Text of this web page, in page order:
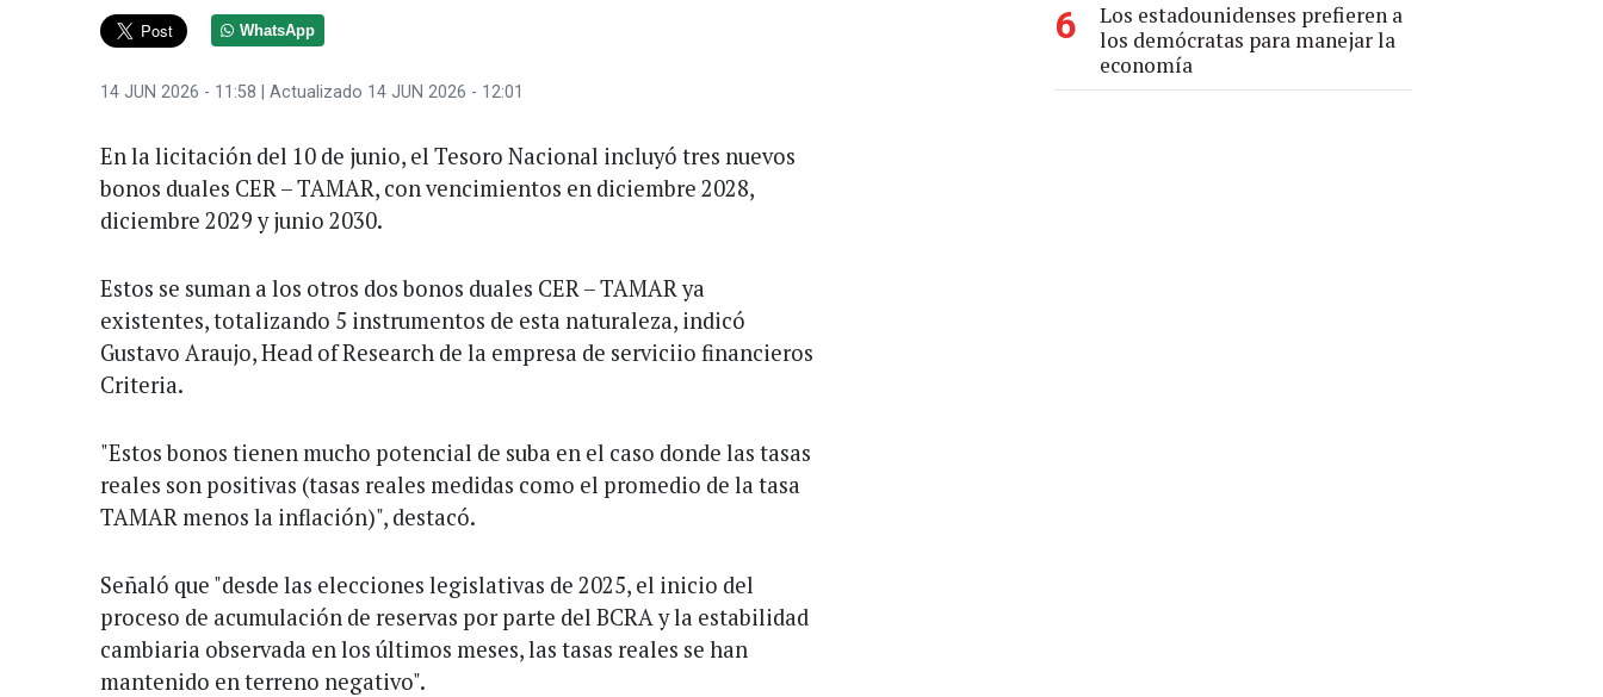
WhatsApp
14 JUN 2026 - 11:58 | Actualizado 14 JUN 2026 - 12:01
En la licitación del 10 de junio, el Tesoro Nacional incluyó tres nuevos
bonos duales CER – TAMAR, con vencimientos en diciembre 2028,
diciembre 2029 y junio 2030.
Estos se suman a los otros dos bonos duales CER – TAMAR ya
existentes, totalizando 5 instrumentos de esta naturaleza, indicó
Gustavo Araujo, Head of Research de la empresa de serviciio financieros
Criteria.
"Estos bonos tienen mucho potencial de suba en el caso donde las tasas
reales son positivas (tasas reales medidas como el promedio de la tasa
TAMAR menos la inflación)", destacó.
Señaló que "desde las elecciones legislativas de 2025, el inicio del
proceso de acumulación de reservas por parte del BCRA y la estabilidad
cambiaria observada en los últimos meses, las tasas reales se han
mantenido en terreno negativo".
6
Los estadounidenses prefieren a
los demócratas para manejar la
economía